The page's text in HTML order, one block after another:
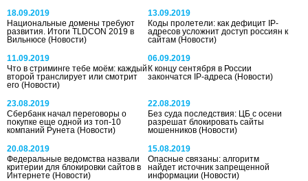
18.09.2019
Национальные домены требуют
развития. Итоги TLDCON 2019 в
Вильнюсе (Новости)
13.09.2019
Коды пролетели: как дефицит IP-
адресов усложнит доступ россиян к
сайтам(Новости)
11.09.2019
Что в стриминге тебе моём: каждый
второй транслирует или смотрит
его (Новости)
06.09.2019
К концу сентября в России
закончатся IP-адреса(Новости)
23.08.2019
Сбербанк начал переговоры о
покупке еще одной из топ-10
компаний Рунета (Новости)
22.08.2019
Без суда последствия: ЦБ с осени
разрешат блокировать сайты
мошенников(Новости)
20.08.2019
Федеральные ведомства назвали
критерии для блокировки сайтов в
Интернете (Новости)
15.08.2019
Опасные связаны: алгоритм
найдет источник запрещенной
информации(Новости)